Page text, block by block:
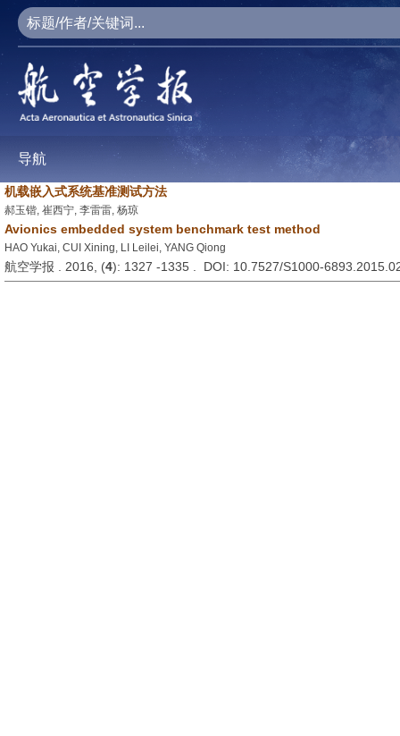
导航
机载嵌入式系统基准测试方法
郝玉锴, 崔西宁, 李雷雷, 杨琼
Avionics embedded system benchmark test method
HAO Yukai, CUI Xining, LI Leilei, YANG Qiong
航空学报 . 2016, (4): 1327 -1335 . DOI: 10.7527/S1000-